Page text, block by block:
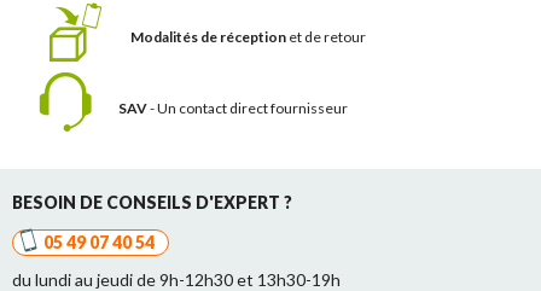
Modalités de réception et de retour
SAV- Un contact direct fournisseur
BESOIN DE CONSEILS D'EXPERT ?
05 49 07 40 54
du lundi au jeudi de 9h-12h30 et 13h30-19h